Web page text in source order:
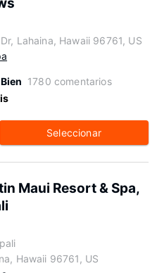
Lahaina, Hawaii 96761, US
Bien 1780 comentarios
Seleccionar
Maui Resort & Spa,
Hawaii 96761, US